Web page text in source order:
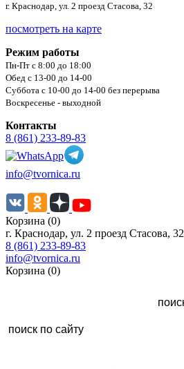
г. Краснодар, ул. 2 проезд Стасова, 32
посмотреть на карте
Режим работы
Пн-Пт с 8:00 до 18:00
Обед с 13-00 до 14-00
Суббота с 10-00 до 14-00 без перерыва
Воскресенье - выходной
Контакты
8 (861) 233-89-83
info@tvornica.ru
Корзина (0)
г. Краснодар, ул. 2 проезд Стасова, 32
8 (861) 233-89-83
info@tvornica.ru
Корзина (0)